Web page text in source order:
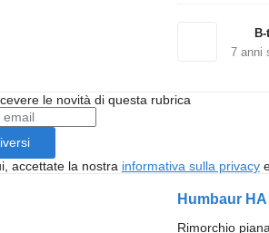
B-
7anni
le novità di questa rubrica
accettate la nostra informativa sulla privacy
Humbaur HA
Rimorchio